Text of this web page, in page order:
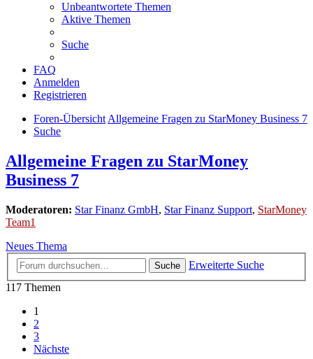
Unbeantwortete Themen
Aktive Themen
Suche
FAQ
Anmelden
Registrieren
Foren-ÜbersichtAllgemeine Fragen zu StarMoney Business 7
Suche
Allgemeine Fragen zu StarMoney
Business 7
Moderatoren: Star Finanz GmbH, Star Finanz Support, StarMoney
Team1
Neues Thema
Suche
Erweiterte Suche
117 Themen
1
2
3
Nächste